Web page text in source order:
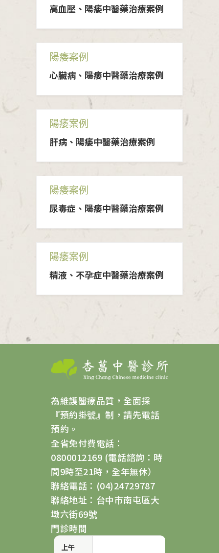
高血壓、陽痿中醫藥治療案例
陽痿案例
心臟病、陽痿中醫藥治療案例
陽痿案例
肝病、陽痿中醫藥治療案例
陽痿案例
尿毒症、陽痿中醫藥治療案例
陽痿案例
精液、不孕症中醫藥治療案例
為維護醫療品質，全面採
『預約掛號』制，請先電話
預約。
全省免付費電話：
0800012169 (電話諮詢：時
間9時至21時，全年無休）
聯絡電話：(04)24729787
聯絡地址：台中市南屯區大
墩六街69號
門診時間
上午